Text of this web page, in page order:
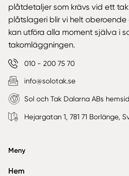
plåtdetaljer som krävs vid ett
plåtslageri blir vi helt
kan utföra alla moment själva i
takomläggningen.
010 - 200 75 70
info@solotak.se
Sol och Tak Dalarna ABs
Hejargatan 1, 781 71 Borlänge,
Meny
Hem